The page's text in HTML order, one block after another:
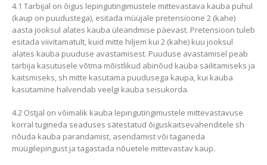
4.1 Tarbijal on õigus lepingutingimustele mittevastava kauba puhul
(kaup on puudustega), esitada müüjale pretensioone 2 (kahe)
aasta jooksul alates kauba üleandmise päevast. Pretensioon tuleb
esitada viivitamatult, kuid mitte hiljem kui 2 (kahe) kuu jooksul
alates kauba puuduse avastamisest. Puuduse avastamisel peab
tarbija kasutusele võtma mõistlikud abinõud kauba säilitamiseks ja
kaitsmiseks, sh mitte kasutama puudusega kaupa, kui kauba
kasutamine halvendab veelgi kauba seisukorda.
4.2 Ostjal on võimalik kauba lepingutingimustele mittevastavuse
korral tugineda seaduses sätestatud õiguskaitsevahenditele sh
nõuda kauba parandamist, asendamist või taganeda
müügilepingust ja tagastada nõuetele mittevastav kaup.